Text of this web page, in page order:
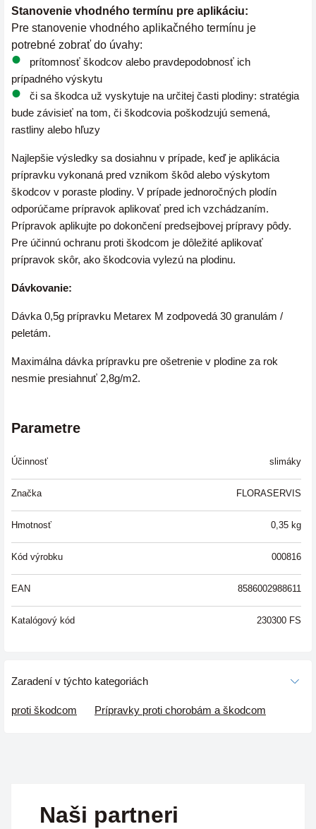
Stanovenie vhodného termínu pre aplikáciu:
Pre stanovenie vhodného aplikačného termínu je
potrebné zobrať do úvahy:
prítomnosť škodcov alebo pravdepodobnosť ich
prípadného výskytu
či sa škodca už vyskytuje na určitej časti plodiny: stratégia
bude závisieť na tom, či škodcovia poškodzujú semená,
rastliny alebo hľuzy
Najlepšie výsledky sa dosiahnu v prípade, keď je aplikácia
prípravku vykonaná pred vznikom škôd alebo výskytom
škodcov v poraste plodiny. V prípade jednoročných plodín
odporúčame prípravok aplikovať pred ich vzchádzaním.
Prípravok aplikujte po dokončení predsejbovej prípravy pôdy.
Pre účinnú ochranu proti škodcom je dôležité aplikovať
prípravok skôr, ako škodcovia vylezú na plodinu.
Dávkovanie:
Dávka 0,5g prípravku Metarex M zodpovedá 30 granulám /
peletám.
Maximálna dávka prípravku pre ošetrenie v plodine za rok
nesmie presiahnuť 2,8g/m2.
Parametre
Účinnosť slimáky
Značka FLORASERVIS
Hmotnosť 0,35 kg
Kód výrobku 000816
EAN 8586002988611
Katalógový kód 230300 FS
Zaradení v týchto kategoriách
proti škodcom Prípravky proti chorobám a škodcom
Naši partneri